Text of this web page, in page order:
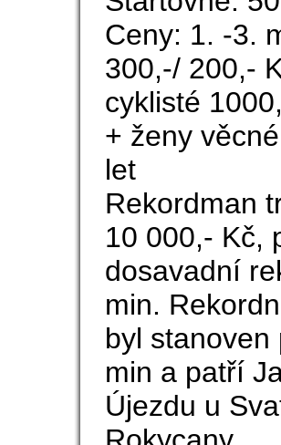
Ceny: 1. -3.
300,-/ 200,-
cyklisté
+ ženy
let
Rekordman
10 000,- Kč,
dosavadní
min.
byl
min a patří
Újezdu u